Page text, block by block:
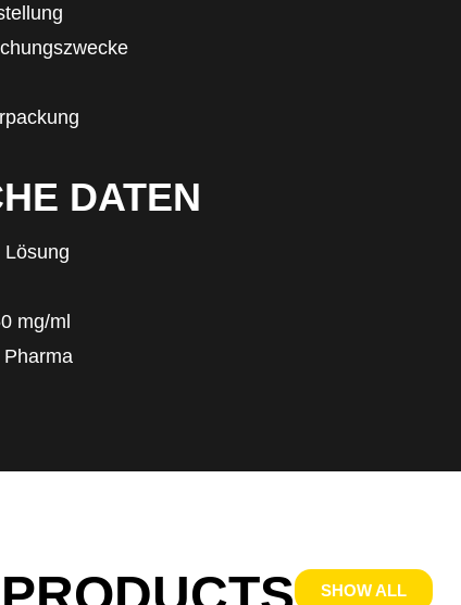
DATEN
Lösung
mg/ml
SHOW ALL